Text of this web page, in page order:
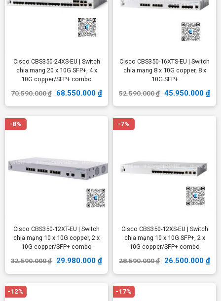
Cisco CBS350-24XS-EU | Switch
chia mạng 20 x 10G SFP+, 4 x
10G copper/SFP+ combo
70.590.000₫ 68.550.000 ₫
Cisco CBS350-16XTS-EU | Switch
chia mạng 8 x 10G copper, 8 x
10G SFP+
52.590.000₫ 45.950.000 ₫
-8%
Cisco CBS350-12XT-EU | Switch
chia mạng 10 x 10G copper, 2 x
10G copper/SFP+ combo
32.590.000₫ 29.980.000 ₫
-7%
Cisco CBS350-12XS-EU | Switch
chia mạng 10 x 10G SFP+, 2 x
10G copper/SFP+ combo
28.590.000₫ 26.500.000 ₫
-12% -17%